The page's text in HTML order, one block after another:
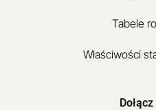
Tabele
Właściwości